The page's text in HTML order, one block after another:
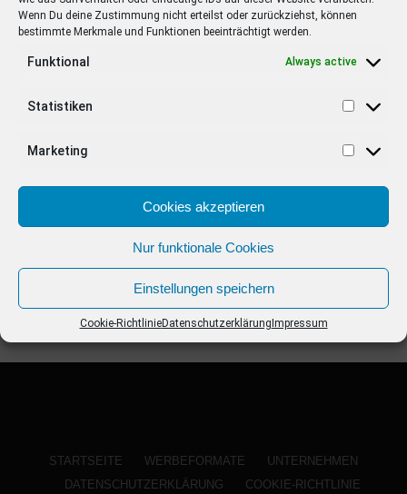
Wenn Du deine Zustimmung nicht erteilst oder zurückziehst, können
bestimmte Merkmale und Funktionen beeinträchtigt werden.
Funktional Always active
Statistiken
Marketing
Cookies akzeptieren
Nur funktionale Cookies
Einstellungen speichern
Cookie-RichtlinieDatenschutzerklärung Impressum
Barbara Schöneberger Moderatorin
von “Verstehen Sie Spaß?”
STARTSEITE WERBEFORMATE
UNTERNEHMEN
DATENSCHUTZERKLÄRUNG
COOKIE-RICHTLINIE